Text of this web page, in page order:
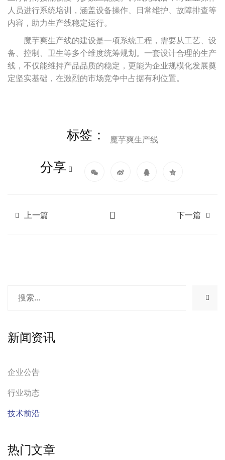
人员进行系统培训，涵盖设备操作、日常维护、故障排查等
内容，助力生产线稳定运行。
魔芋爽生产线的建设是一项系统工程，需要从工艺、设
备、控制、卫生等多个维度统筹规划。一套设计合理的生产
线，不仅能维持产品品质的稳定，更能为企业规模化发展奠
定坚实基础，在激烈的市场竞争中占据有利位置。
标签： 魔芋爽生产线
分享
上一篇 下一篇
新闻资讯
企业公告
行业动态
技术前沿
热门文章